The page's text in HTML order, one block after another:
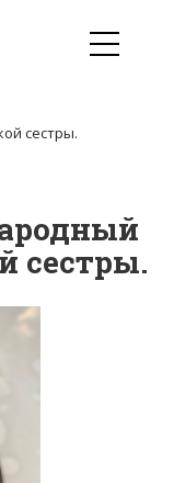
сестры.
сестры.